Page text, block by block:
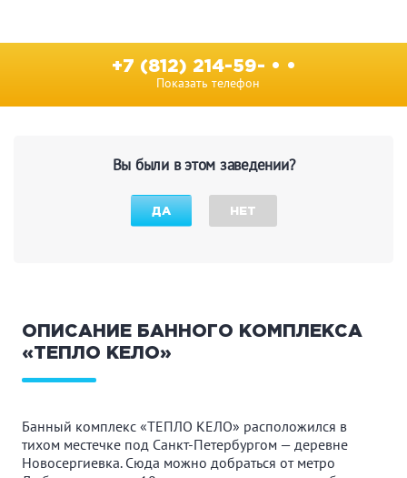
+7 (812) 214-59- • •
Показать телефон
ОПИСАНИЕ БАННОГО КОМПЛЕКСА
«ТЕПЛО КЕЛО»
Банный комплекс «ТЕПЛО КЕЛО» расположился в
тихом местечке под Санкт-Петербургом — деревне
Новосергиевка. Сюда можно добраться от метро
Вы были в этом заведении?
ДА НЕТ